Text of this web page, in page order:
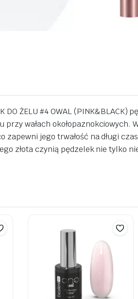
DO ŻELU #4 OWAL
przy wałach
zapewni jego trwałość na długi
złota czynią pędzelek nie tylko